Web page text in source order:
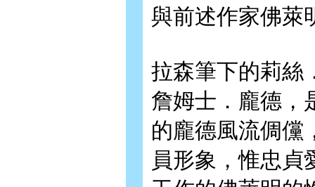
與前述作家佛萊
拉森筆下的莉絲
詹姆士．龐德，
的龐德風流倜儻
員形象，惟忠貞